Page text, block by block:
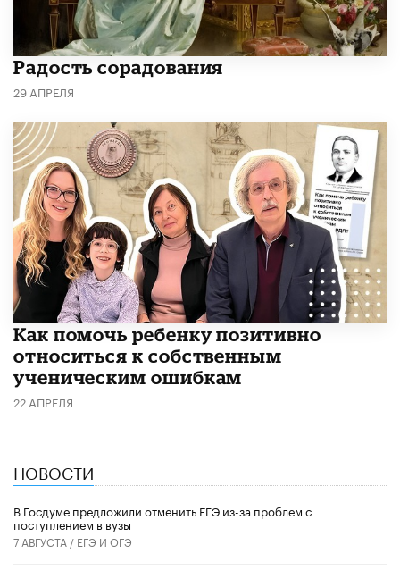
Радость сорадования
29 АПРЕЛЯ
Как помочь ребенку позитивно
относиться к собственным
ученическим ошибкам
22 АПРЕЛЯ
НОВОСТИ
В Госдуме предложили отменить ЕГЭ из-за проблем с
поступлением в вузы
7 АВГУСТА / ЕГЭ И ОГЭ